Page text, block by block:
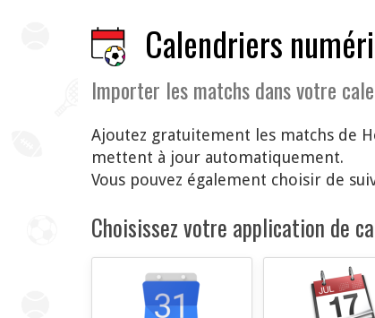
Calendriers
Importer les matchs dans votre
Ajoutez gratuitement les matchs de
mettent à jour automatiquement.
Vous pouvez également choisir de
Choisissez votre application de